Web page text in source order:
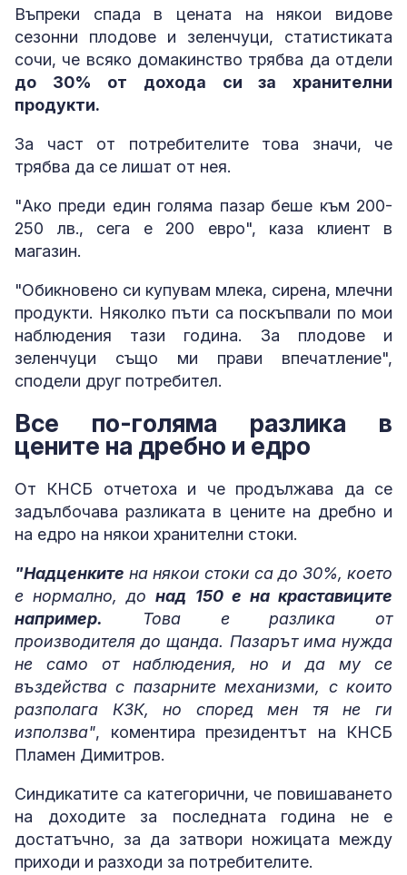
Въпреки спада в цената на някои видове
сезонни плодове и зеленчуци, статистиката
сочи, че всяко домакинство трябва да отдели
до 30% от дохода си за хранителни
продукти.
За част от потребителите това значи, че
трябва да се лишат от нея.
"Ако преди един голяма пазар беше към 200-
250 лв., сега е 200 евро", каза клиент в
магазин.
"Обикновено си купувам млека, сирена, млечни
продукти. Няколко пъти са поскъпвали по мои
наблюдения тази година. За плодове и
зеленчуци също ми прави впечатление",
сподели друг потребител.
Все по-голяма разлика в
цените на дребно и едро
От КНСБ отчетоха и че продължава да се
задълбочава разликата в цените на дребно и
на едро на някои хранителни стоки.
"Надценките на някои стоки са до 30%, което
е нормално, донад 150 е на краставиците
например. Това е разлика от
производителя до щанда. Пазарът има нужда
не само от наблюдения, но и да му се
въздейства с пазарните механизми, с които
разполага КЗК, но според мен тя не ги
използва", коментира президентът на КНСБ
Пламен Димитров.
Синдикатите са категорични, че повишаването
на доходите за последната година не е
достатъчно, за да затвори ножицата между
приходи и разходи за потребителите.